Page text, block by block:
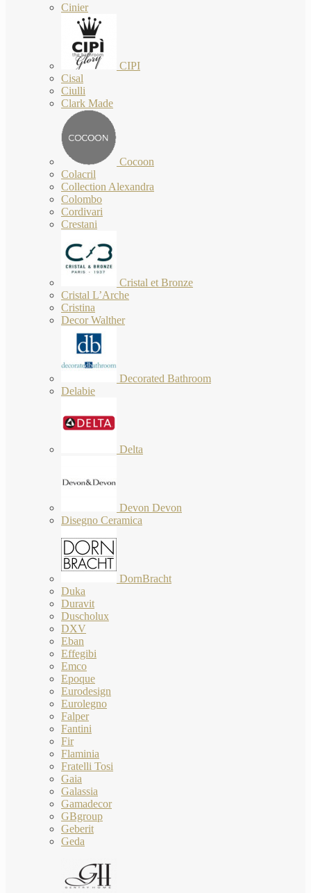
Cinier
CIPI
Cisal
Ciulli
Clark Made
Cocoon
Colacril
Collection Alexandra
Colombo
Cordivari
Crestani
Cristal et Bronze
Cristal L’Arche
Cristina
Decor Walther
Decorated Bathroom
Delabie
Delta
Devon Devon
Disegno Ceramica
DornBracht
Duka
Duravit
Duscholux
DXV
Eban
Effegibi
Emco
Epoque
Eurodesign
Eurolegno
Falper
Fantini
Fir
Flaminia
Fratelli Tosi
Gaia
Galassia
Gamadecor
GBgroup
Geberit
Geda